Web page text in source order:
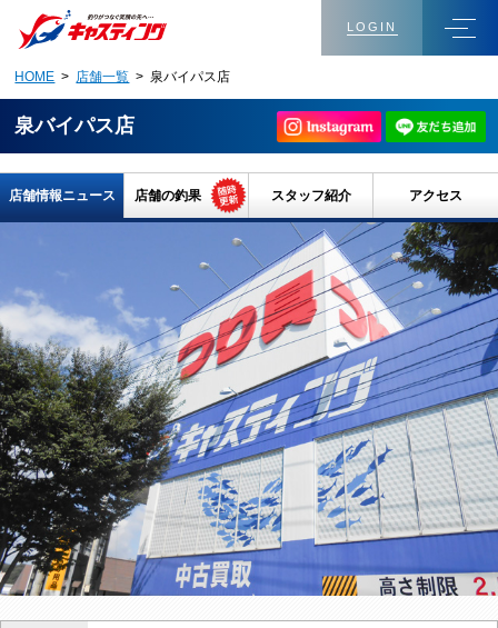
LOGIN
HOME > 店舗一覧 > 泉バイパス店
泉バイパス店
店舗情報ニュース 店舗の釣果 スタッフ紹介 アクセス